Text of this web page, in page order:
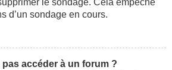
le sondage. Cela empêche
d’un sondage en cours.
accéder à un forum ?